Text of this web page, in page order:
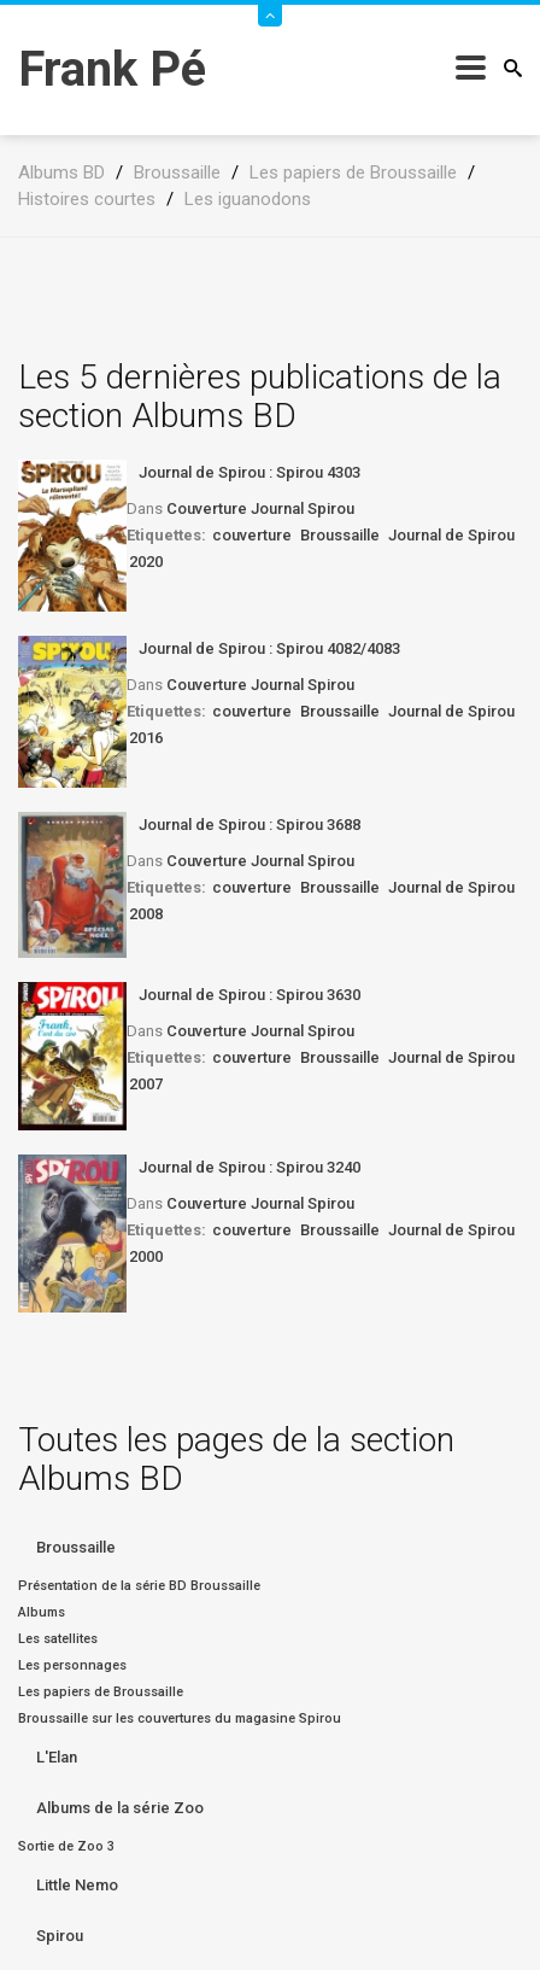
Frank Pé
Albums BD / Broussaille / Les papiers de Broussaille /
Histoires courtes / Les iguanodons
Les 5 dernières publications de la
section Albums BD
Journal de Spirou : Spirou 4303
Dans Couverture Journal Spirou
Etiquettes: couverture Broussaille Journal de Spirou
2020
Journal de Spirou : Spirou 4082/4083
Dans Couverture Journal Spirou
Etiquettes: couverture Broussaille Journal de Spirou
2016
Journal de Spirou : Spirou 3688
Dans Couverture Journal Spirou
Etiquettes: couverture Broussaille Journal de Spirou
2008
Journal de Spirou : Spirou 3630
Dans Couverture Journal Spirou
Etiquettes: couverture Broussaille Journal de Spirou
2007
Journal de Spirou : Spirou 3240
Dans Couverture Journal Spirou
Etiquettes: couverture Broussaille Journal de Spirou
2000
Toutes les pages de la section
Albums BD
Broussaille
Présentation de la série BD Broussaille
Albums
Les satellites
Les personnages
Les papiers de Broussaille
Broussaille sur les couvertures du magasine Spirou
L'Elan
Albums de la série Zoo
Sortie de Zoo 3
Little Nemo
Spirou